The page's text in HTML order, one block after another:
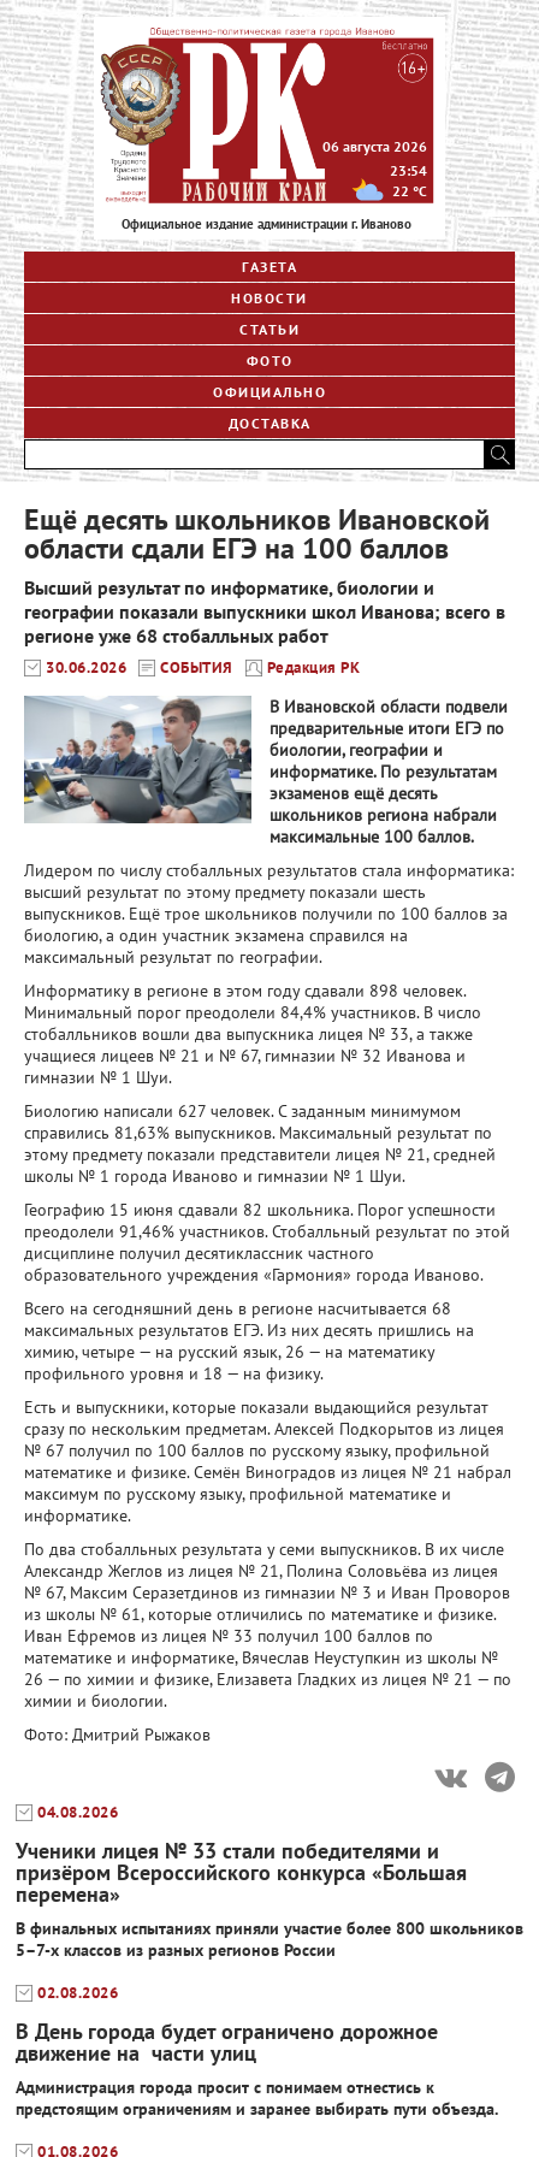
Официальное издание администрации г. Иваново
06 августа 2026
23:54
22 °C
ГАЗЕТА
НОВОСТИ
СТАТЬИ
ФОТО
ОФИЦИАЛЬНО
ДОСТАВКА
Ещё десять школьников Ивановской
области сдали ЕГЭ на 100 баллов
Высший результат по информатике, биологии и
географии показали выпускники школ Иванова; всего в
регионе уже 68 стобалльных работ
30.06.2026 СОБЫТИЯ Редакция РК
В Ивановской области подвели
предварительные итоги ЕГЭ по
биологии, географии и
информатике. По результатам
экзаменов ещё десять
школьников региона набрали
максимальные 100 баллов.
Лидером по числу стобалльных результатов стала информатика:
высший результат по этому предмету показали шесть
выпускников. Ещё трое школьников получили по 100 баллов за
биологию, а один участник экзамена справился на
максимальный результат по географии.
Информатику в регионе в этом году сдавали 898 человек.
Минимальный порог преодолели 84,4% участников. В число
стобалльников вошли два выпускника лицея № 33, а также
учащиеся лицеев № 21 и № 67, гимназии № 32 Иванова и
гимназии № 1 Шуи.
Биологию написали 627 человек. С заданным минимумом
справились 81,63% выпускников. Максимальный результат по
этому предмету показали представители лицея № 21, средней
школы № 1 города Иваново и гимназии № 1 Шуи.
Географию 15 июня сдавали 82 школьника. Порог успешности
преодолели 91,46% участников. Стобалльный результат по этой
дисциплине получил десятиклассник частного
образовательного учреждения «Гармония» города Иваново.
Всего на сегодняшний день в регионе насчитывается 68
максимальных результатов ЕГЭ. Из них десять пришлись на
химию, четыре — на русский язык, 26 — на математику
профильного уровня и 18 — на физику.
Есть и выпускники, которые показали выдающийся результат
сразу по нескольким предметам. Алексей Подкорытов из лицея
№ 67 получил по 100 баллов по русскому языку, профильной
математике и физике. Семён Виноградов из лицея № 21 набрал
максимум по русскому языку, профильной математике и
информатике.
По два стобалльных результата у семи выпускников. В их числе
Александр Жеглов из лицея № 21, Полина Соловьёва из лицея
№ 67, Максим Серазетдинов из гимназии № 3 и Иван Проворов
из школы № 61, которые отличились по математике и физике.
Иван Ефремов из лицея № 33 получил 100 баллов по
математике и информатике, Вячеслав Неуступкин из школы №
26 — по химии и физике, Елизавета Гладких из лицея № 21 — по
химии и биологии.
Фото: Дмитрий Рыжаков
04.08.2026
Ученики лицея № 33 стали победителями и
призёром Всероссийского конкурса «Большая
перемена»
В финальных испытаниях приняли участие более 800 школьников
5–7-х классов из разных регионов России
02.08.2026
В День города будет ограничено дорожное
движение на части улиц
Администрация города просит с понимаем отнестись к
предстоящим ограничениям и заранее выбирать пути объезда.
01.08.2026